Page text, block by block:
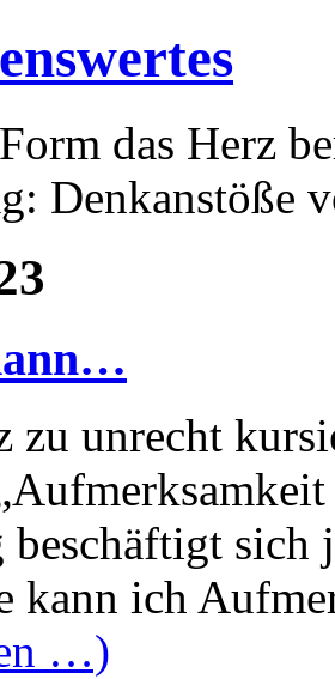
das Herz
Denkanstöße
zu unrecht
sich
kann ich
…)